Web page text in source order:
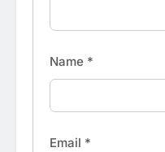
Name *
Email *